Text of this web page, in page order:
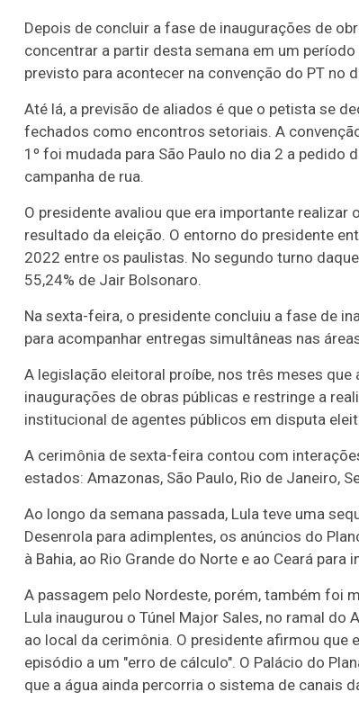
Depois de concluir a fase de inaugurações de
concentrar a partir desta semana em um
previsto para acontecer na convenção do PT no
Até lá, a previsão de aliados é que o petista se
fechados como encontros setoriais. A
1º foi mudada para São Paulo no dia 2 a
campanha de rua.
O presidente avaliou que era importante
resultado da eleição. O entorno do presidente
2022 entre os paulistas. No segundo turno
55,24% de Jair Bolsonaro.
Na sexta-feira, o presidente concluiu a fase de
para acompanhar entregas simultâneas nas
A legislação eleitoral proíbe, nos três meses
inaugurações de obras públicas e restringe a
institucional de agentes públicos em disputa
A cerimônia de sexta-feira contou com
estados: Amazonas, São Paulo, Rio de Janeiro,
Ao longo da semana passada, Lula teve uma
Desenrola para adimplentes, os anúncios do
à Bahia, ao Rio Grande do Norte e ao Ceará
A passagem pelo Nordeste, porém, também foi
Lula inaugurou o Túnel Major Sales, no ramal
ao local da cerimônia. O presidente afirmou que
episódio a um "erro de cálculo". O Palácio do
que a água ainda percorria o sistema de canais